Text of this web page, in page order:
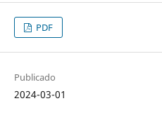
PDF
Publicado
2024-03-01